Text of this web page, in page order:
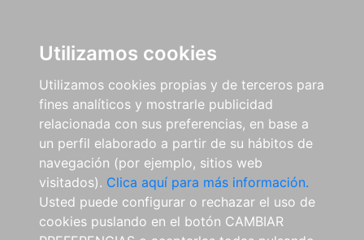
Utilizamos cookies
Utilizamos cookies propias y de terceros para
fines analíticos y mostrarle publicidad
relacionada con sus preferencias, en base a
un perfil elaborado a partir de su hábitos de
navegación (por ejemplo, sitios web
visitados). Clica aquí para más información.
Usted puede configurar o rechazar el uso de
cookies puslando en el botón CAMBIAR